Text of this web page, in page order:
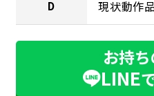
D 現状動作
お持
LINE